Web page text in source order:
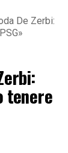
De Zerbi:
tenere